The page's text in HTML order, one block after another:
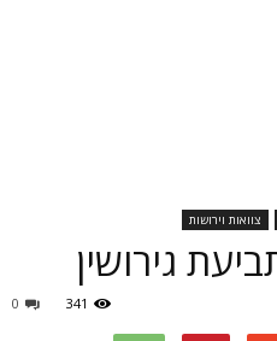
צוואות וירושות
גירושין
0 341